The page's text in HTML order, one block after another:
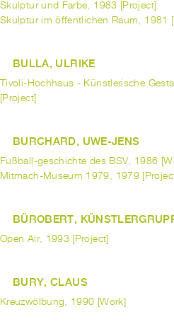
Skulptur und Farbe, 1983 [Project]
Skulptur im öffentlichen Raum, 1981
BULLA, ULRIKE
Tivoli-Hochhaus - Künstlerische
[Project]
BURCHARD, UWE-JENS
Fußball-geschichte des BSV, 1986
Mitmach-Museum 1979, 1979
BÜROBERT,
Open Air, 1993 [Project]
BURY, CLAUS
Kreuzwölbung, 1990 [Work]